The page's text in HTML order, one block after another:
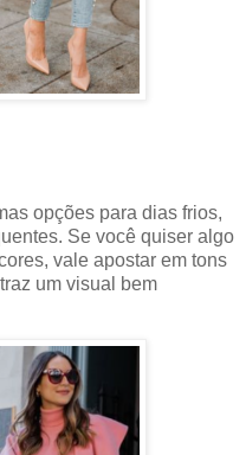
opções para dias frios,
Se você quiser algo
vale apostar em tons
um visual bem